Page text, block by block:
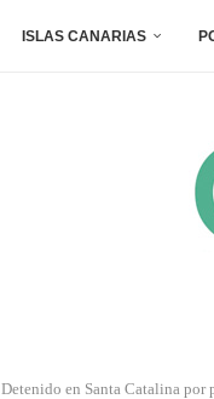
ISLAS CANARIAS
Detenido en Santa Catalina